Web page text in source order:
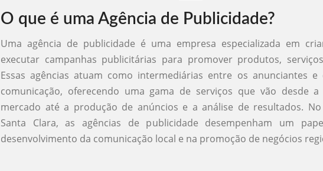
O que é uma Agência de Publicidade?
Uma agência de publicidade é uma empresa especializada em
executar campanhas publicitárias para promover produtos,
Essas agências atuam como intermediárias entre os anunciantes
comunicação, oferecendo uma gama de serviços que vão desde a
mercado até a produção de anúncios e a análise de resultados.
Santa Clara, as agências de publicidade desempenham um
desenvolvimento da comunicação local e na promoção de negócios